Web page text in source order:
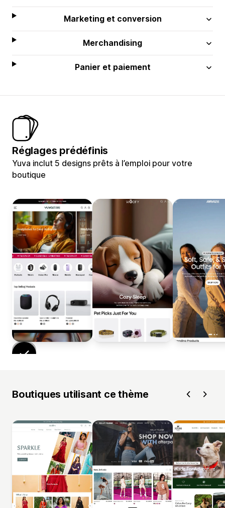
Marketing et conversion
Merchandising
Panier et paiement
Réglages prédéfinis
Yuva inclut 5 designs prêts à l’emploi pour votre
boutique
Boutiques utilisant ce thème